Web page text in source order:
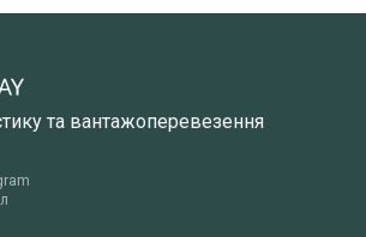
та вантажоперевезення